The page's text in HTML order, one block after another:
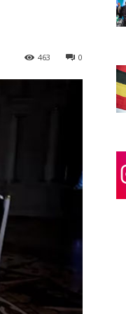
0
463